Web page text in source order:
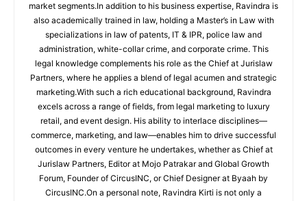
market segments.In addition to his business expertise, Ravindra is
also academically trained in law, holding a Master’s in Law with
specializations in law of patents, IT & IPR, police law and
administration, white-collar crime, and corporate crime. This
legal knowledge complements his role as the Chief at Jurislaw
Partners, where he applies a blend of legal acumen and strategic
marketing.With such a rich educational background, Ravindra
excels across a range of fields, from legal marketing to luxury
retail, and event design. His ability to interlace disciplines—
commerce, marketing, and law—enables him to drive successful
outcomes in every venture he undertakes, whether as Chief at
Jurislaw Partners, Editor at Mojo Patrakar and Global Growth
Forum, Founder of CircusINC, or Chief Designer at Byaah by
CircusINC.On a personal note, Ravindra Kirti is not only a